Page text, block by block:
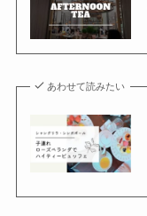
あわせて読みたい